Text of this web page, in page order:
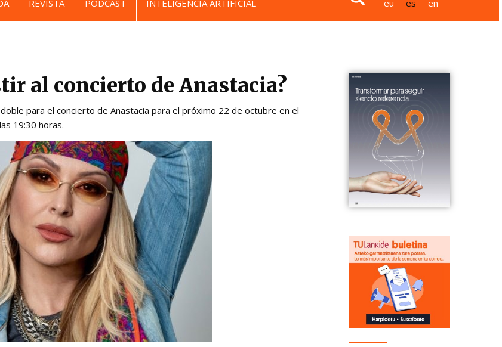
REVISTA PODCAST INTELIGENCIA ARTIFICIAL eu es en
al concierto de Anastacia?
para el concierto de Anastacia para el próximo 22 de octubre en el
19:30 horas.